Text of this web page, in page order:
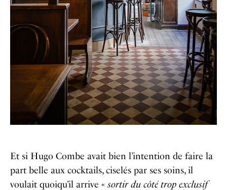
Et si Hugo Combe avait bien l’intention de faire la
part belle aux cocktails, ciselés par ses soins, il
voulait quoiqu’il arrive « sortir du côté trop exclusif